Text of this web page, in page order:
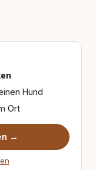
Hund
Ort
→